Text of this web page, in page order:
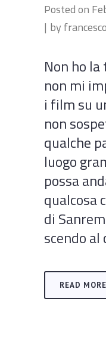
Posted on
by
Non ho
non mi
i film su
non
qualche
luogo
possa
qualcosa
di
scendo
READ MORE